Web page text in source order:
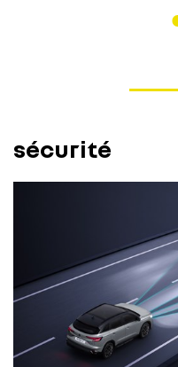
sécurité